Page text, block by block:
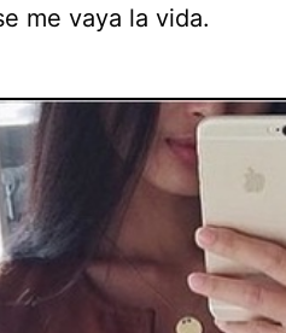
me vaya la vida.